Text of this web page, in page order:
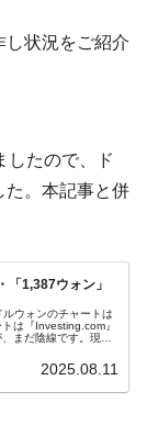
、株価暴落に
倍に。
も暗礁」の危
二段コンボ
い。全産業の
うに変質した
し状況をご紹介
したので、ド
た。本記事と併
「1,387ウォン」
ウォンのチャートは
は『Investing.com』
まだ陰線です。現在
2025.08.11